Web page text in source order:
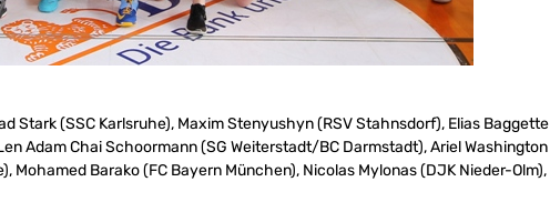
Stark (SSC Karlsruhe), Maxim Stenyushyn (RSV Stahnsdorf), Elias Baggette
Adam Chai Schoormann (SG Weiterstadt/BC Darmstadt), Ariel Washington
Mohamed Barako (FC Bayern München), Nicolas Mylonas (DJK Nieder-Olm),